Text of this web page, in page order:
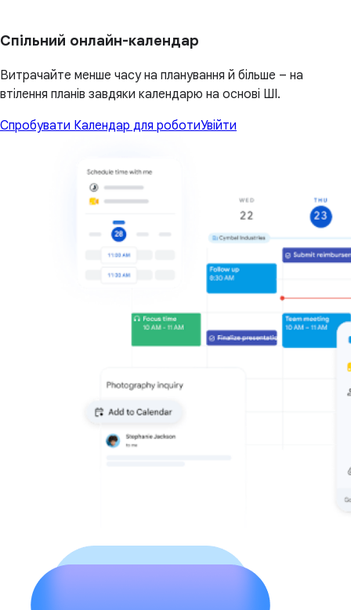
Спільний онлайн-календар
Витрачайте менше часу на планування й більше – на
втілення планів завдяки календарю на основі ШІ.
Спробувати Календар для роботиУвійти